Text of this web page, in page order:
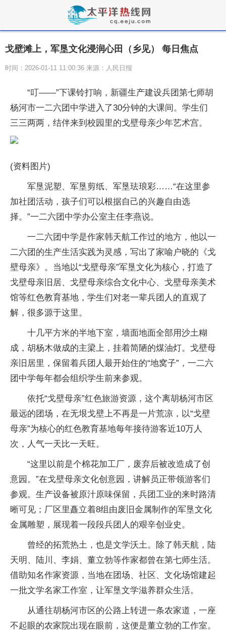
戈壁滩上，军垦文化浸润心田（乡见） 每日焦点
时间：2026-01-11 11:00:36 来源：人民日报
“叮——”下课铃打响，新疆生产建设兵团第七师胡
杨河市一二六团中学进入了30分钟的大课间。学生们
三三两两，结伴来到校园里的戈壁母亲少年艺术宫。
(资料图片)
军垦泥塑、军垦剪纸、军垦珐琅彩……“在这里参
加社团活动，孩子们可以根据自己的兴趣自由选
择。”一二六团中学办公室主任李燕说。
一二六团中学是作家韩天航工作过的地方，他以一
二六团的生产生活实践为灵感，写出了家喻户晓的《戈
壁母亲》。当地以“戈壁母亲”军垦文化为核心，打造了
戈壁母亲旧居、戈壁母亲综合文化中心、戈壁母亲美术
馆等红色教育基地，学生们对老一辈兵团人的直观了
解，很多源于这里。
十几平方米的半地下室，墙面地面全部用沙土糊
成，胡杨木做成的主梁上，挂着简陋的煤油灯。戈壁母
亲旧居里，保留着兵团人最开始住的“地窝子”，一二六
团中学每年都会组织学生前来参观。
依托“戈壁母亲”红色旅游资源，这个离胡杨河市区
最远的团场，在无垠戈壁上不再是一片荒凉，以“戈壁
母亲”为核心的红色教育基地每年接待游客近10万人
次，人气一天比一天旺。
“这里以前是个棉花加工厂，废弃后被改造成了创
意园。”在戈壁母亲文化创意园，讲解员正带领游客们
参观。生产设备被原汁原味保留，兵团工业的来时路清
晰可见；厂区里矗立着8组由废旧金属制作的军垦文化
金属雕塑，展现着一段段兵团人的艰辛创业史。
曾经的拓荒热土，也是文学沃土。除了韩天航，陆
天明、陆川、李娟、董立勃等作家都曾在第七师生活。
借助知名作家资源，当地在团场、社区、文化场馆建起
一批文学名家工作室，让军垦文学滋养群众生活。
从通往胡杨河市区的公路上转进一条农家道，一座
不起眼的农家院出现在眼前，这便是董立勃的工作室。